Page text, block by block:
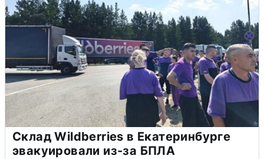
Склад Wildberries в Екатеринбурге
эвакуировали из-за БПЛА